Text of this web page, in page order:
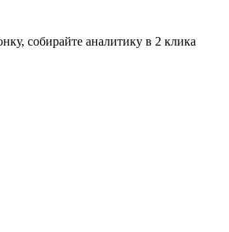
собирайте аналитику в 2 клика